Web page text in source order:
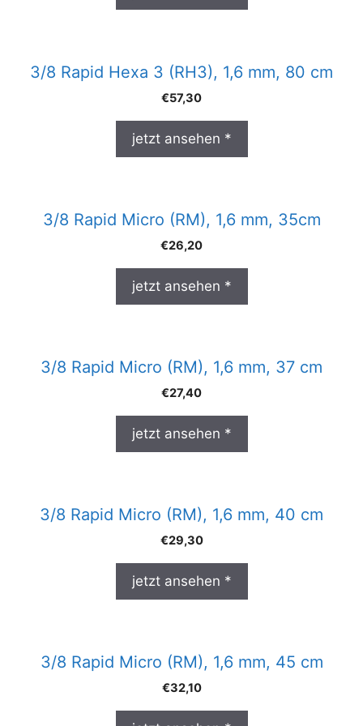
3/8 Rapid Hexa 3 (RH3), 1,6 mm, 80 cm
€57,30
jetzt ansehen *
3/8 Rapid Micro (RM), 1,6 mm, 35cm
€26,20
jetzt ansehen *
3/8 Rapid Micro (RM), 1,6 mm, 37 cm
€27,40
jetzt ansehen *
3/8 Rapid Micro (RM), 1,6 mm, 40 cm
€29,30
jetzt ansehen *
3/8 Rapid Micro (RM), 1,6 mm, 45 cm
€32,10